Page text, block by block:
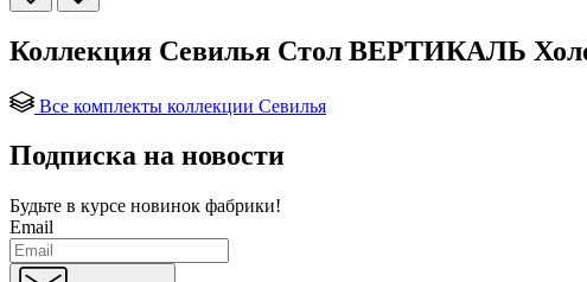
Коллекция Севилья Стол ВЕРТИКАЛЬ
Все комплекты коллекции Севилья
Подписка на новости
Будьте в курсе новинок фабрики!
Email